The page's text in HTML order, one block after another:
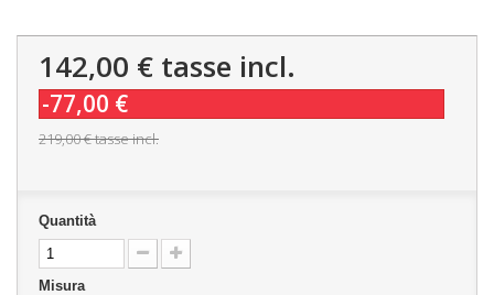
142,00 € tasse incl.
-77,00 €
219,00 €tasse incl.
Quantità
Misura